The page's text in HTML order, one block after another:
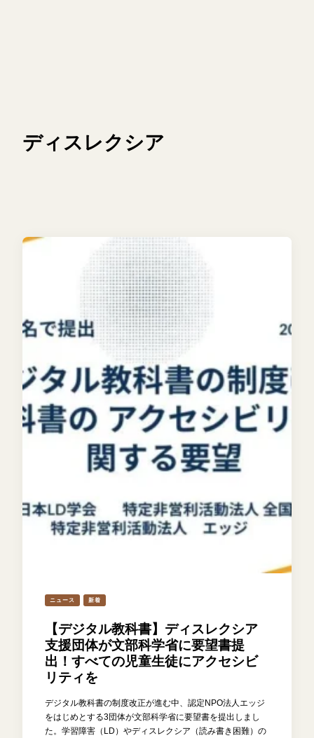
ディスレクシア
ニュース 新着
【デジタル教科書】ディスレクシア
支援団体が文部科学省に要望書提
出！すべての児童生徒にアクセシビ
リティを
デジタル教科書の制度改正が進む中、認定NPO法人エッジ
をはじめとする3団体が文部科学省に要望書を提出しまし
た。学習障害（LD）やディスレクシア（読み書き困難）の